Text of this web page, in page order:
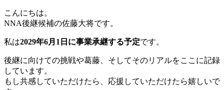
こんにちは。
NNA後継候補の佐藤大将です。
私は2029年6月1日に事業承継する予定です。
後継に向けての挑戦や葛藤、そしてそのリアルをここに記録
しています。
もし共感していただけたら、応援していただけたら嬉しいで